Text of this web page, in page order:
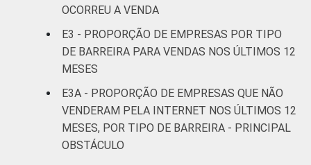
Informação e
Comunicação
Atividades
Atividades
profissionais,
científicas e
17 82
OCORREU A VENDA
E3 - PROPORÇÃO DE EMPRESAS POR TIPO
DE BARREIRA PARA VENDAS NOS ÚLTIMOS 12
MESES
E3A - PROPORÇÃO DE EMPRESAS QUE NÃO
VENDERAM PELA INTERNET NOS ÚLTIMOS 12
MESES, POR TIPO DE BARREIRA - PRINCIPAL
OBSTÁCULO